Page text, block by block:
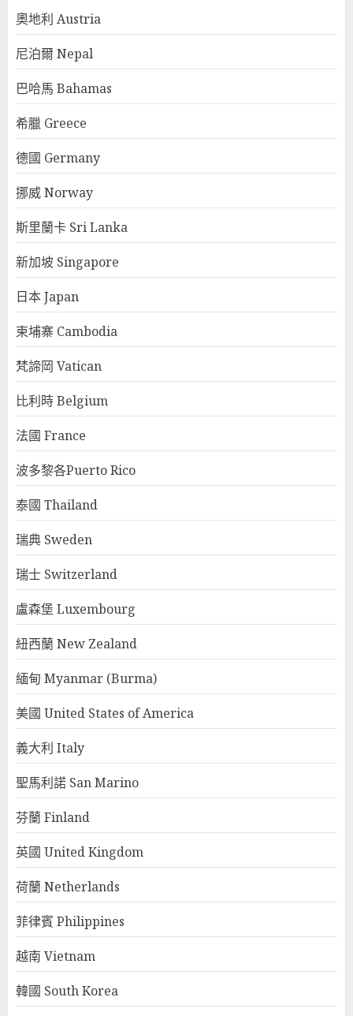
奧地利 Austria
尼泊爾 Nepal
巴哈馬 Bahamas
希臘 Greece
德國 Germany
挪威 Norway
斯里蘭卡 Sri Lanka
新加坡 Singapore
日本 Japan
柬埔寨 Cambodia
梵諦岡 Vatican
比利時 Belgium
法國 France
波多黎各Puerto Rico
泰國 Thailand
瑞典 Sweden
瑞士 Switzerland
盧森堡 Luxembourg
紐西蘭 New Zealand
緬甸 Myanmar (Burma)
美國 United States of America
義大利 Italy
聖馬利諾 San Marino
芬蘭 Finland
英國 United Kingdom
荷蘭 Netherlands
菲律賓 Philippines
越南 Vietnam
韓國 South Korea